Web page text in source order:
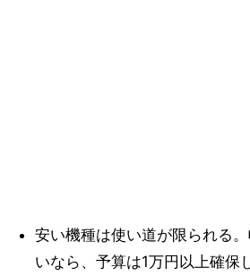
安い機種は使い道が限られる
いなら、予算は1万円以上確保